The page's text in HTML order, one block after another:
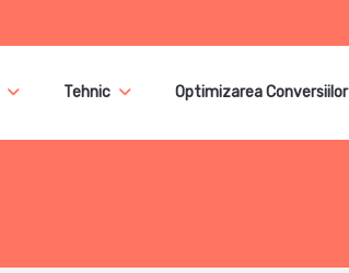
Tehnic Optimizarea Conversiilor